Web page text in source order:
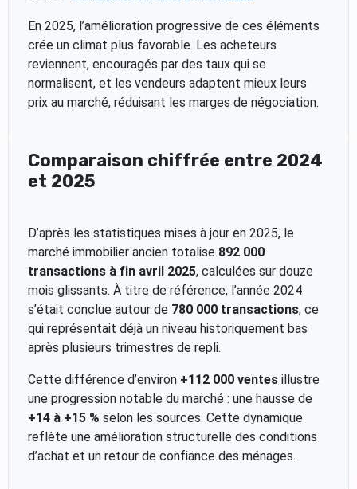
En 2025, l’amélioration progressive de ces éléments
crée un climat plus favorable. Les acheteurs
reviennent, encouragés par des taux qui se
normalisent, et les vendeurs adaptent mieux leurs
prix au marché, réduisant les marges de négociation.
Comparaison chiffrée entre 2024
et 2025
D’après les statistiques mises à jour en 2025, le
marché immobilier ancien totalise 892 000
transactions à fin avril 2025, calculées sur douze
mois glissants. À titre de référence, l’année 2024
s’était conclue autour de 780 000 transactions, ce
qui représentait déjà un niveau historiquement bas
après plusieurs trimestres de repli.
Cette différence d’environ +112 000 ventesillustre
une progression notable du marché : une hausse de
+14 à +15 % selon les sources. Cette dynamique
reflète une amélioration structurelle des conditions
d’achat et un retour de confiance des ménages.